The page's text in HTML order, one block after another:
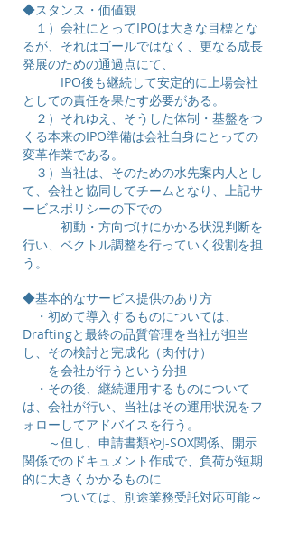
◆スタンス・価値観
１）会社にとってIPOは大きな目標とな
るが、それはゴールではなく、更なる成長
発展のための通過点にて、
IPO後も継続して安定的に上場会社
としての責任を果たす必要がある。
２）それゆえ、そうした体制・基盤をつ
くる本来のIPO準備は会社自身にとっての
変革作業である。
３）当社は、そのための水先案内人とし
て、会社と協同してチームとなり、上記サ
ービスポリシーの下での
初動・方向づけにかかる状況判断を
行い、ベクトル調整を行っていく役割を担
う。
◆基本的なサービス提供のあり方
・初めて導入するものについては、
Draftingと最終の品質管理を当社が担当
し、その検討と完成化（肉付け）
を会社が行うという分担
・その後、継続運用するものについて
は、会社が行い、当社はその運用状況をフ
ォローしてアドバイスを行う。
～但し、申請書類やJ-SOX関係、開示
関係でのドキュメント作成で、負荷が短期
的に大きくかかるものに
ついては、 別途業務受託対応可能～